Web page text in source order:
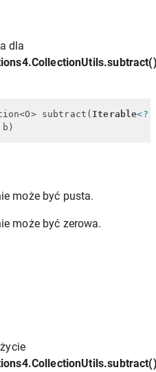
dla
subtract( Iterable<?
b)
może być pusta.
może być zerowa.